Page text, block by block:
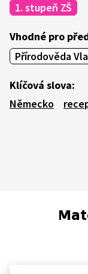
1. stupeň ZŠ
Vhodné pro
Přírodověda
Klíčová slova:
Německo